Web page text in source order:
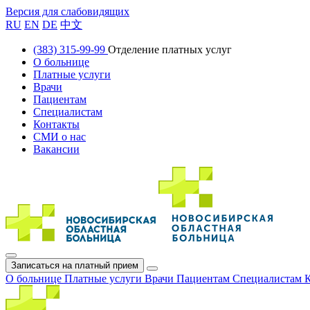
Версия для слабовидящих
RU EN DE 中文
(383) 315-99-99 Отделение платных услуг
О больнице
Платные услуги
Врачи
Пациентам
Специалистам
Контакты
СМИ о нас
Вакансии
Записаться на платный прием
О больнице Платные услуги Врачи Пациентам Специалистам